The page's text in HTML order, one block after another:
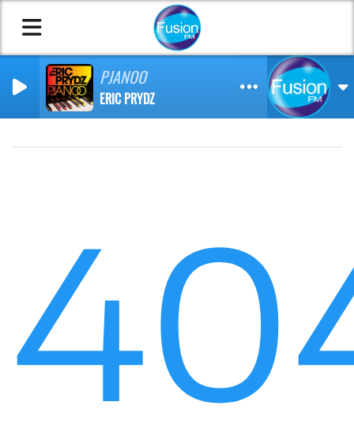
PJANOO
ERIC PRYDZ